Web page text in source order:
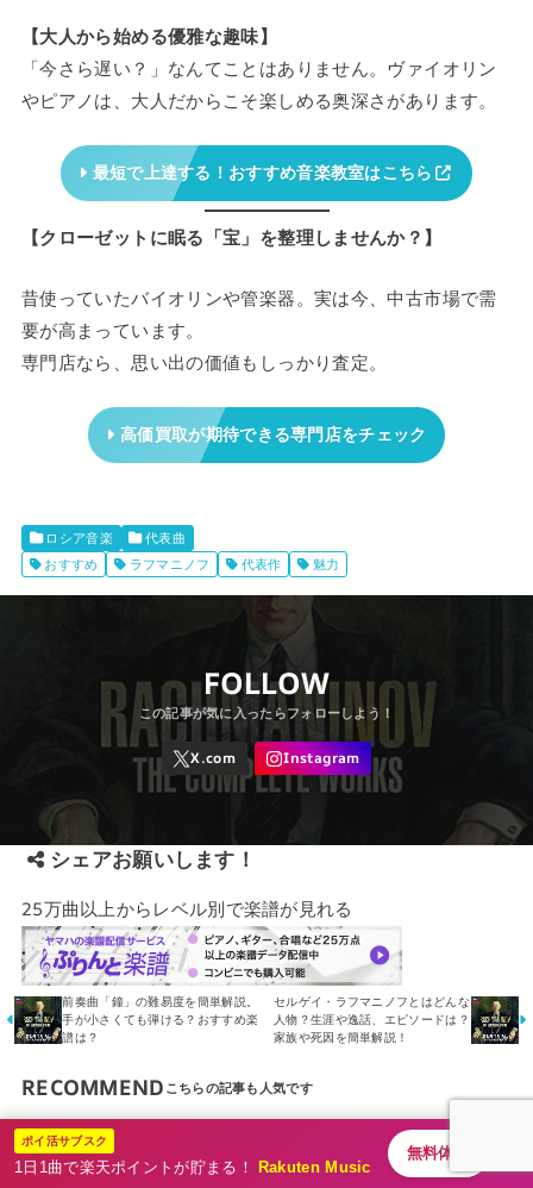
ポイ活サブスク
1日1曲で楽天ポイントが貯まる！ Rakuten Music
無料体験
【大人から始める優雅な趣味】
「今さら遅い？」なんてことはありません。ヴァイオリン
やピアノは、大人だからこそ楽しめる奥深さがあります。
最短で上達する！おすすめ音楽教室はこちら
【クローゼットに眠る「宝」を整理しませんか？】
昔使っていたバイオリンや管楽器。実は今、中古市場で需
要が高まっています。
専門店なら、思い出の価値もしっかり査定。
高価買取が期待できる専門店をチェック
ロシア音楽
代表曲
おすすめ
ラフマニノフ 代表作 魅力
FOLLOW
シェアお願いします！
25万曲以上からレベル別で楽譜が見れる
前奏曲「鐘」の難易度を簡単解説。
手が小さくても弾ける？おすすめ楽
譜は？
セルゲイ・ラフマニノフとはどんな
人物？生涯や逸話、エピソードは？
家族や死因を簡単解説！
RECOMMEND